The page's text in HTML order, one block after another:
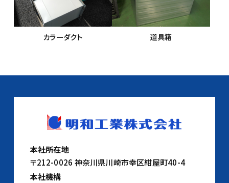
カラーダクト 道具箱
本社所在地
〒212-0026 神奈川県川崎市幸区紺屋町40-4
本社機構